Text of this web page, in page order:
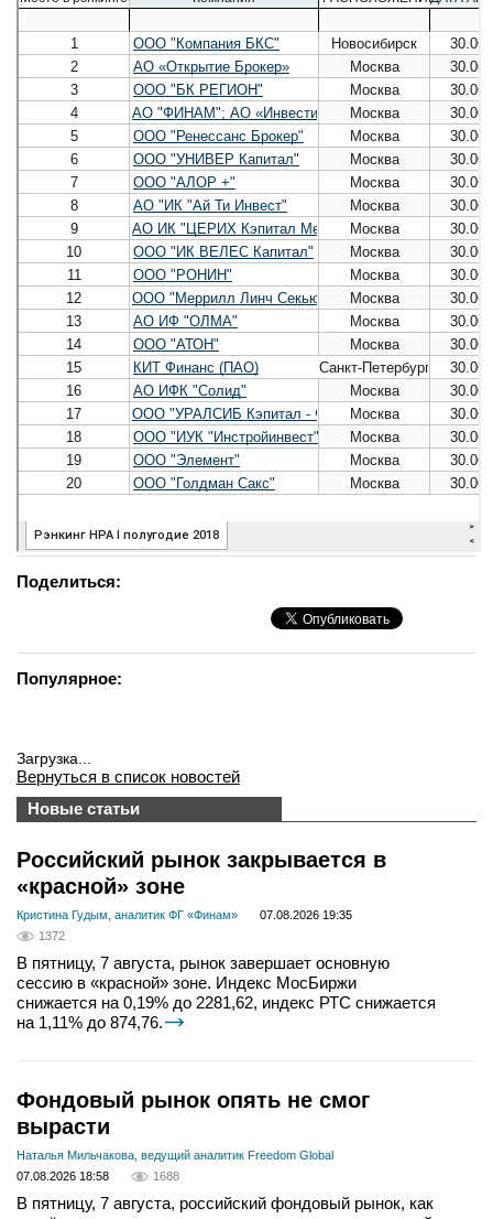
Поделиться:
Популярное:
Загрузка...
Вернуться в список новостей
Новые статьи
Российский рынок закрывается в
«красной» зоне
Кристина Гудым, аналитик ФГ «Финам»
07.08.2026 19:35
1372
В пятницу, 7 августа, рынок завершает основную
сессию в «красной» зоне. Индекс МосБиржи
снижается на 0,19% до 2281,62, индекс РТС снижается
на 1,11% до 874,76.
Фондовый рынок опять не смог
вырасти
Наталья Мильчакова, ведущий аналитик Freedom Global
07.08.2026 18:58
1688
В пятницу, 7 августа, российский фондовый рынок, как